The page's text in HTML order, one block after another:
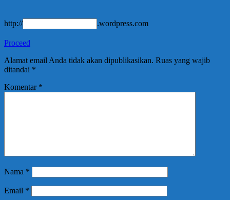
http:// .wordpress.com
Proceed
Alamat email Anda tidak akan dipublikasikan. Ruas yang wajib
ditandai *
Komentar *
Nama *
Email *